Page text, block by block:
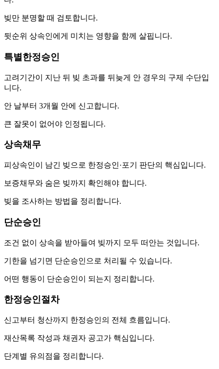
빚만 분명할 때 검토합니다.
뒷순위 상속인에게 미치는 영향을 함께 살핍니다.
특별한정승인
고려기간이 지난 뒤 빚 초과를 뒤늦게 안 경우의 구제 수단입
니다.
안 날부터 3개월 안에 신고합니다.
큰 잘못이 없어야 인정됩니다.
상속채무
피상속인이 남긴 빚으로 한정승인·포기 판단의 핵심입니다.
보증채무와 숨은 빚까지 확인해야 합니다.
빚을 조사하는 방법을 정리합니다.
단순승인
조건 없이 상속을 받아들여 빚까지 모두 떠안는 것입니다.
기한을 넘기면 단순승인으로 처리될 수 있습니다.
어떤 행동이 단순승인이 되는지 정리합니다.
한정승인절차
신고부터 청산까지 한정승인의 전체 흐름입니다.
재산목록 작성과 채권자 공고가 핵심입니다.
단계별 유의점을 정리합니다.